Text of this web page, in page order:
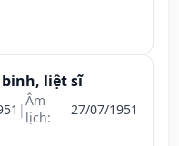
liệt sĩ
|Âm
lịch:
27/07/1951